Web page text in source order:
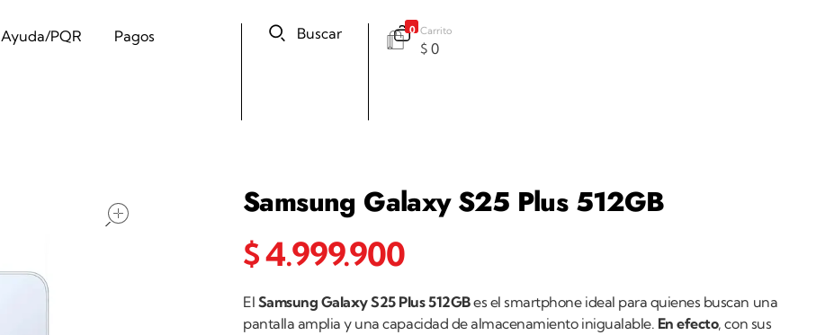
Ayuda/PQR Pagos Buscar 0 Carrito
$0
Samsung Galaxy S25 Plus 512GB
$4.999.900
El Samsung Galaxy S25 Plus 512GBes el smartphone ideal para quienes buscan una
pantalla amplia y una capacidad de almacenamiento inigualable. En efecto, con sus